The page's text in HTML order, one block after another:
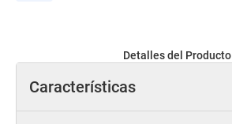
Detalles del Producto
Características